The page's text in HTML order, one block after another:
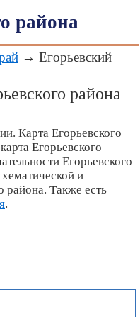
района
→ Егорьевский
района
Карта Егорьевского
Егорьевского
Егорьевского
и
района. Также есть
.